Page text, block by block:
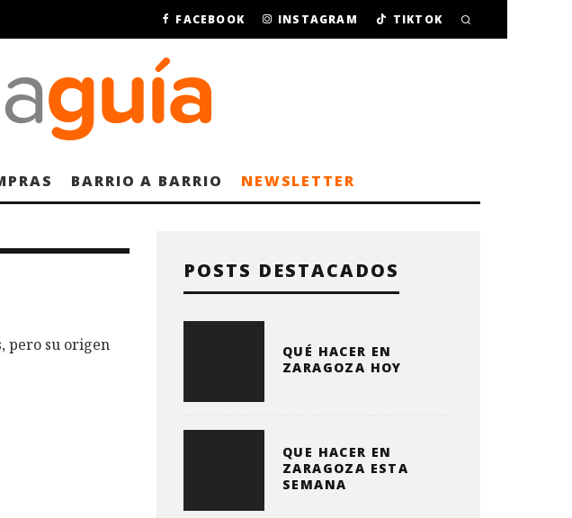
FACEBOOK INSTAGRAM TIKTOK
BARRIO A BARRIO NEWSLETTER
pero su origen
POSTS DESTACADOS
QUÉ HACER EN
ZARAGOZA HOY
QUE HACER EN
ZARAGOZA ESTA
SEMANA